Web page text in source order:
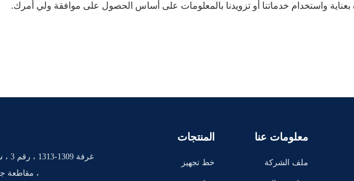
واستخدام خدماتنا أو تزويدنا بالمعلومات على أساس الحصول على موافقة ولي أمرك.
، مقاطعة
المنتجات
خط تجهيز
الخضروات
معلومات عنا
ملف الشركة